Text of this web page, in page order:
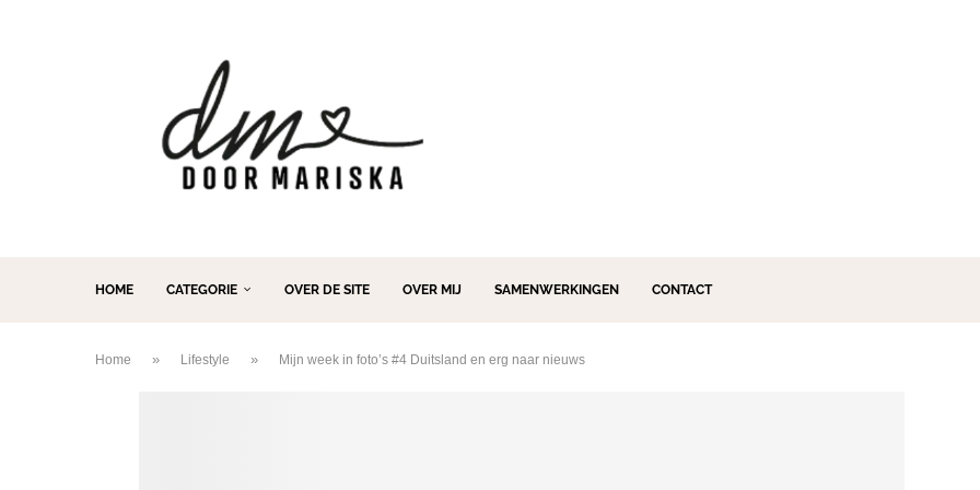
HOME CATEGORIE OVER DE SITE OVER MIJ SAMENWERKINGEN CONTACT
Home » Lifestyle » Mijn week in foto’s #4 Duitsland en erg naar nieuws